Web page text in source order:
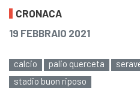
Buon Riposo: ok
CRONACA
PUBBLICATO IL
19 FEBBRAIO 2021
calcio palio querceta
stadio buon riposo